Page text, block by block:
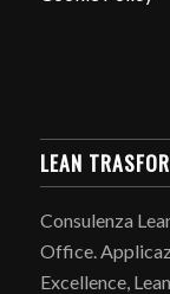
LEAN
Consulenza
Office.
Excellence,